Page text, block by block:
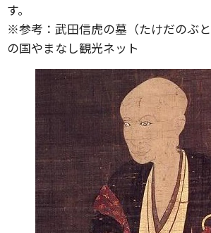
す。
※参考：武田信虎の墓（たけだのぶ
の国やまなし観光ネット